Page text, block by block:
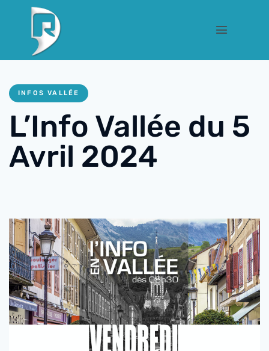
INFOS VALLÉE
L’Info Vallée du 5
Avril 2024